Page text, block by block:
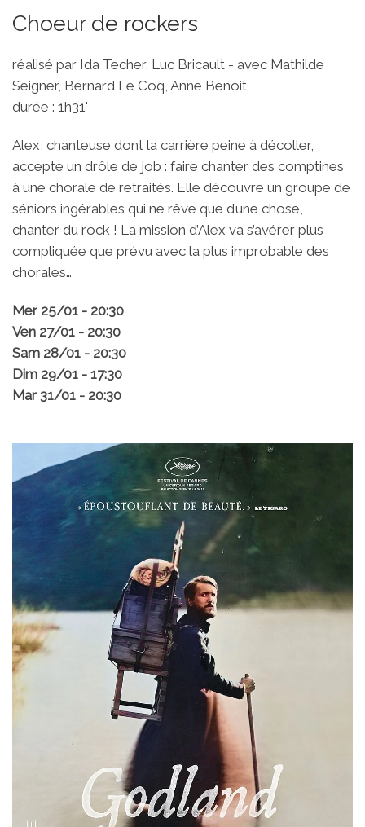
Choeur de rockers
réalisé par Ida Techer, Luc Bricault - avec Mathilde
Seigner, Bernard Le Coq, Anne Benoit
durée : 1h31'
Alex, chanteuse dont la carrière peine à décoller,
accepte un drôle de job : faire chanter des comptines
à une chorale de retraités. Elle découvre un groupe de
séniors ingérables qui ne rêve que d’une chose,
chanter du rock ! La mission d’Alex va s’avérer plus
compliquée que prévu avec la plus improbable des
chorales…
Mer 25/01 - 20:30
Ven 27/01 - 20:30
Sam 28/01 - 20:30
Dim 29/01 - 17:30
Mar 31/01 - 20:30